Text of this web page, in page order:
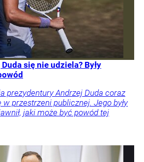
się nie udziela? Były
prezydentury Andrzej Duda coraz
przestrzeni publicznej. Jego były
jaki może być powód tej